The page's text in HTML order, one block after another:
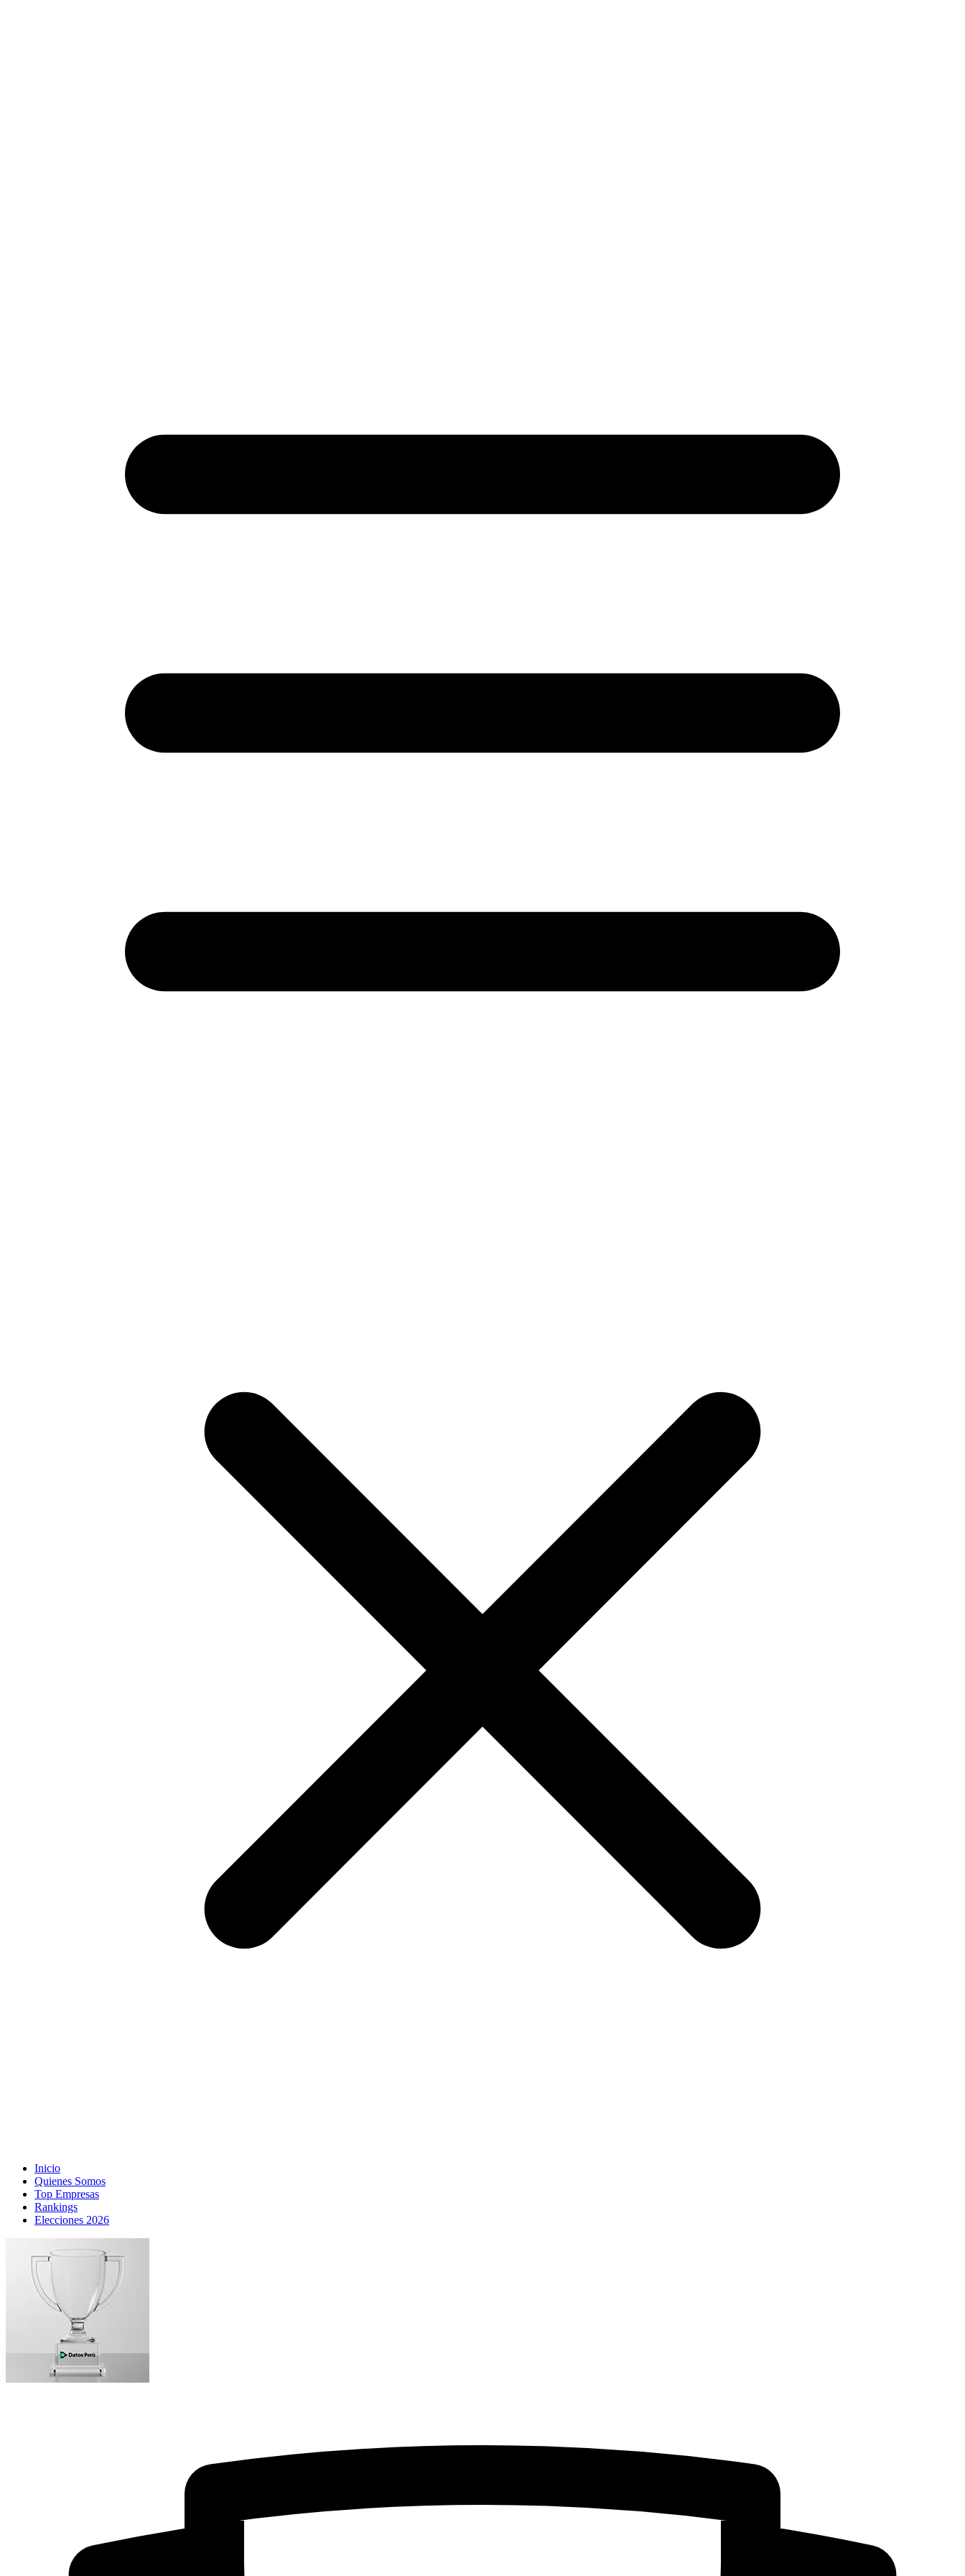
Inicio
Quienes Somos
Top Empresas
Rankings
Elecciones 2026